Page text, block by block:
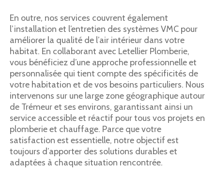
En outre, nos services couvrent également
l’installation et l’entretien des systèmes VMC pour
améliorer la qualité de l’air intérieur dans votre
habitat. En collaborant avec Letellier Plomberie,
vous bénéficiez d’une approche professionnelle et
personnalisée qui tient compte des spécificités de
votre habitation et de vos besoins particuliers. Nous
intervenons sur une large zone géographique autour
de Trémeur et ses environs, garantissant ainsi un
service accessible et réactif pour tous vos projets en
plomberie et chauffage. Parce que votre
satisfaction est essentielle, notre objectif est
toujours d’apporter des solutions durables et
adaptées à chaque situation rencontrée.